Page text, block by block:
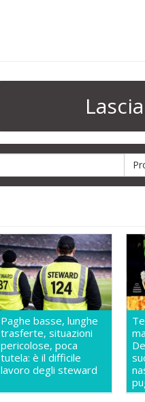
Paghe basse, lunghe
trasferte, situazioni
pericolose, poca
tutela: è il difficile
lavoro degli steward